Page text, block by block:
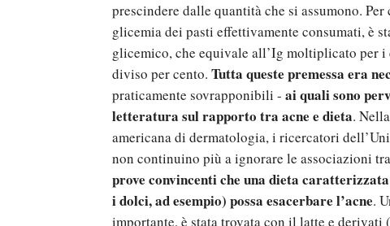
prescindere dalle quantità che si assumono.
glicemia dei pasti effettivamente consumati, è
glicemico, che equivale all’Ig moltiplicato
diviso per cento. Tutta queste premessa era
praticamente sovrapponibili - ai quali sono
letteratura sul rapporto tra acne e dieta.
americana di dermatologia, i ricercatori
non continuino più a ignorare le associazioni
prove convincenti che una dieta
i dolci, ad esempio) possa esacerbare l’acne.
importante, è stata trovata con il latte e